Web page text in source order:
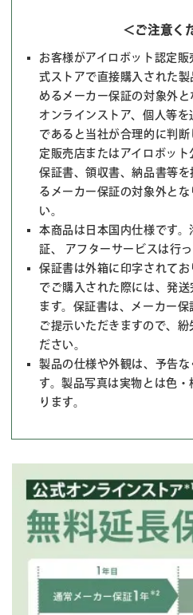
＜ご注意く
お客様がアイロボット認定
式ストアで直接購入された
めるメーカー保証の対象外と
オンラインストア、個人等
であると当社が合理的に判
定販売店またはアイロボッ
保証書、領収書、納品書等
るメーカー保証の対象外と
い。
本商品は日本国内仕様です
証、 アフターサービスは行っ
保証書は外箱に印字されて
でご購入された際には、発
ます。保証書は、メーカー
ご提示いただきますので、
ださい。
製品の仕様や外観は、予告
す。製品写真は実物とは色
ります。